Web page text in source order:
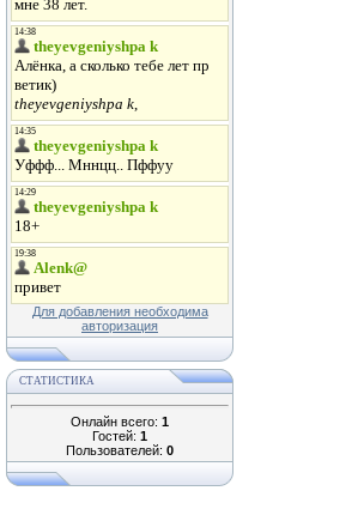
Для добавления необходима
авторизация
СТАТИСТИКА
Онлайн всего: 1
Гостей: 1
Пользователей: 0